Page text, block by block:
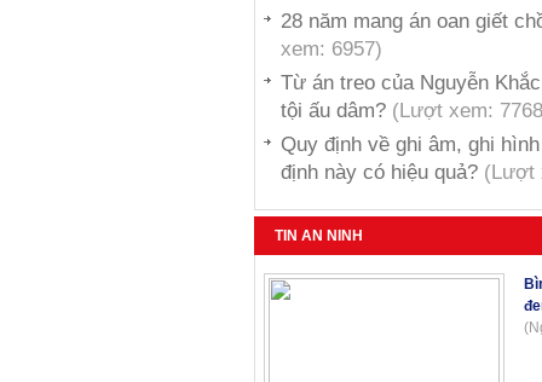
28 năm mang án oan giết
xem: 6957)
Từ án treo của Nguyễn
tội ấu dâm? (Lượt xem:
Quy định về ghi âm, ghi
định này có hiệu quả? (Lượt
TIN AN NINH